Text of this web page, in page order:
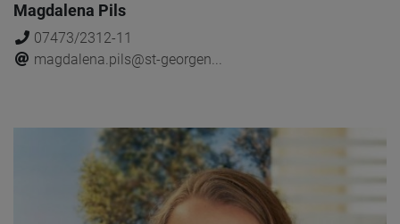
Magdalena Pils
07473/2312-11
magdalena.pils@st-georgen...